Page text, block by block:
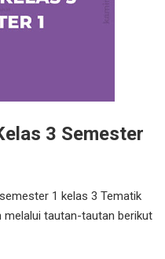
3 Semester
1 kelas 3 Tematik
melalui tautan-tautan berikut